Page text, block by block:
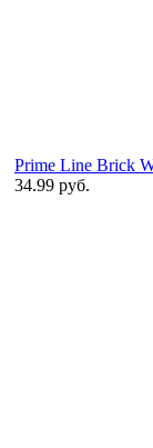
Prime Line Brick
34.99 руб.